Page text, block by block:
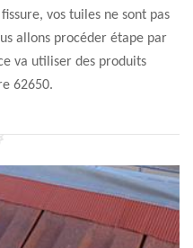
vos tuiles ne sont pas
allons procéder étape par
va utiliser des produits
62650.